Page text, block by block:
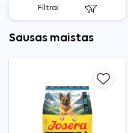
Filtrai
Sausas maistas